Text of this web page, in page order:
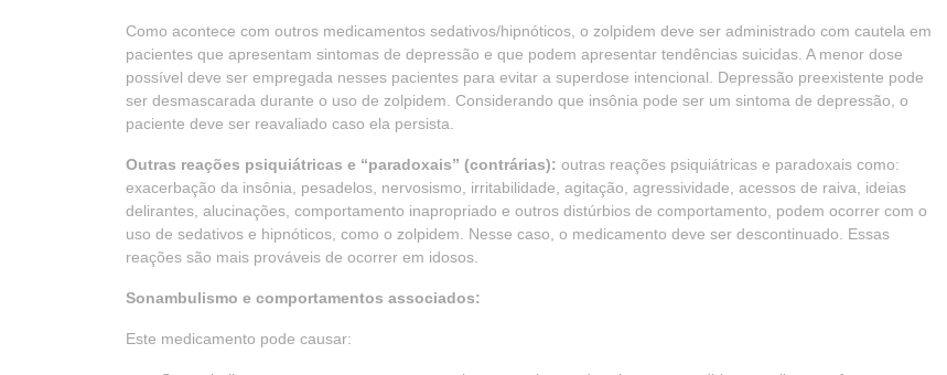
Como acontece com outros medicamentos sedativos/hipnóticos, o zolpidem deve ser administrado com cautela em
pacientes que apresentam sintomas de depressão e que podem apresentar tendências suicidas. A menor dose
possível deve ser empregada nesses pacientes para evitar a superdose intencional. Depressão preexistente pode
ser desmascarada durante o uso de zolpidem. Considerando que insônia pode ser um sintoma de depressão, o
paciente deve ser reavaliado caso ela persista.
Outras reações psiquiátricas e “paradoxais” (contrárias): outras reações psiquiátricas e paradoxais como:
exacerbação da insônia, pesadelos, nervosismo, irritabilidade, agitação, agressividade, acessos de raiva, ideias
delirantes, alucinações, comportamento inapropriado e outros distúrbios de comportamento, podem ocorrer com o
uso de sedativos e hipnóticos, como o zolpidem. Nesse caso, o medicamento deve ser descontinuado. Essas
reações são mais prováveis de ocorrer em idosos.
Sonambulismo e comportamentos associados:
Este medicamento pode causar: